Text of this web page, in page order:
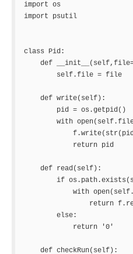
import os
import psutil
class Pid:
def
self.file = file
def write(self):
pid = os.getpid()
with open(self.file,
return pid
def read(self):
if
with
return
else:
return '0'
def checkRun(self):